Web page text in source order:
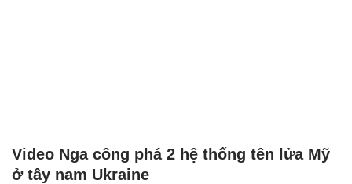
Video Nga công phá 2 hệ thống tên lửa Mỹ
ở tây nam Ukraine